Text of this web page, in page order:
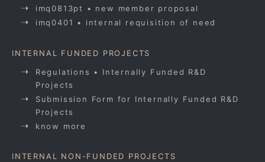
imq0813pt • new member proposal
imq0401 • internal requisition of need
INTERNAL FUNDED PROJECTS
Regulations • Internally Funded R&D
Projects
Submission Form for Internally Funded R&D
Projects
know more
INTERNAL NON-FUNDED PROJECTS